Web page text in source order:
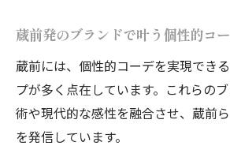
蔵前発のブランドで叶う個性的コ
蔵前には、個性的コーデを実現でき
プが多く点在しています。これらの
術や現代的な感性を融合させ、蔵前
を発信しています。